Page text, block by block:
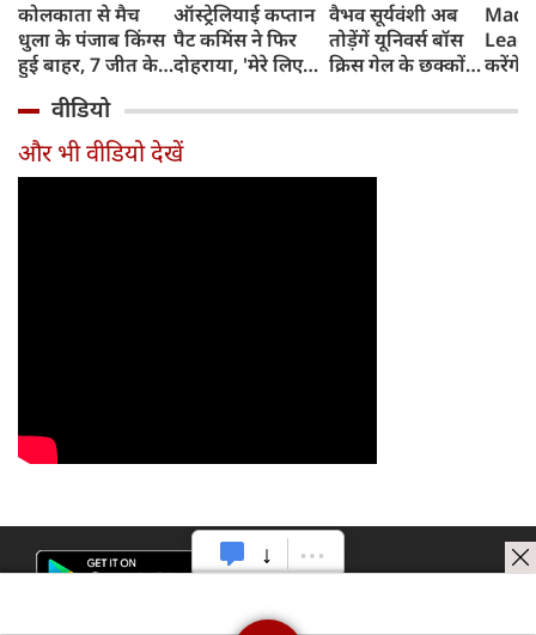
कोलकाता से मैच
धुला के पंजाब किंग्स
हुई बाहर, 7 जीत के
ऑस्ट्रेलियाई कप्तान
पैट कमिंस ने फिर
दोहराया, 'मेरे लिए
वैभव सूर्यवंशी अब
तोड़ेंगें यूनिवर्स बॉस
क्रिस गेल के छक्कों
करेंगे
टीम में
वीडियो
और भी वीडियो देखें